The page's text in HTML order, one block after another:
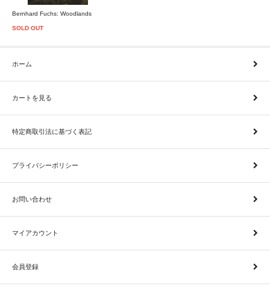
Bernhard Fuchs: Woodlands
SOLD OUT
ホーム
カートを見る
特定商取引法に基づく表記
プライバシーポリシー
お問い合わせ
マイアカウント
会員登録